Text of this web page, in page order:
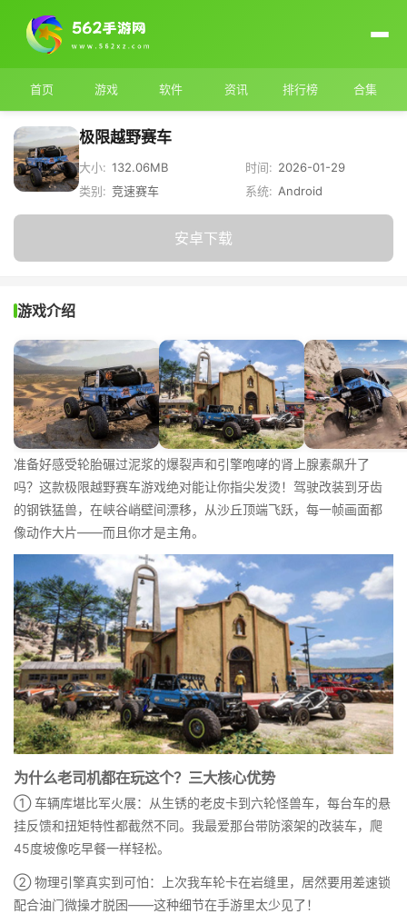
首页 游戏 软件 资讯 排行榜 合集
极限越野赛车
大小: 132.06MB 时间: 2026-01-29
类别: 竞速赛车 系统: Android
安卓下载
游戏介绍
准备好感受轮胎碾过泥浆的爆裂声和引擎咆哮的肾上腺素飙升了
吗？这款极限越野赛车游戏绝对能让你指尖发烫！驾驶改装到牙齿
的钢铁猛兽，在峡谷峭壁间漂移，从沙丘顶端飞跃，每一帧画面都
像动作大片——而且你才是主角。
为什么老司机都在玩这个？三大核心优势
① 车辆库堪比军火展：从生锈的老皮卡到六轮怪兽车，每台车的悬
挂反馈和扭矩特性都截然不同。我最爱那台带防滚架的改装车，爬
45度坡像吃早餐一样轻松。
② 物理引擎真实到可怕：上次我车轮卡在岩缝里，居然要用差速锁
配合油门微操才脱困——这种细节在手游里太少见了！